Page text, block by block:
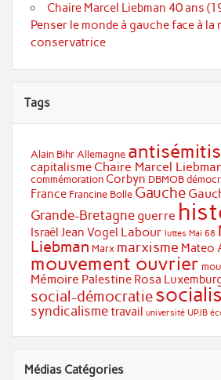
Chaire Marcel Liebman 40 ans
Penser le monde à gauche face à
conservatrice
Tags
Alain Bihr Allemagne
capitalisme Chaire Marcel
commémoration Corbyn DBMOB
France Francine Bolle Gauche
Grande-Bretagne guerre
Israël Jean Vogel Labour luttes Mai 68
Liebman Marx marxisme Mateo
mouvement ouvrier
Mémoire Palestine Rosa
social-démocratie
syndicalismetravail université UPJB
Médias Catégories